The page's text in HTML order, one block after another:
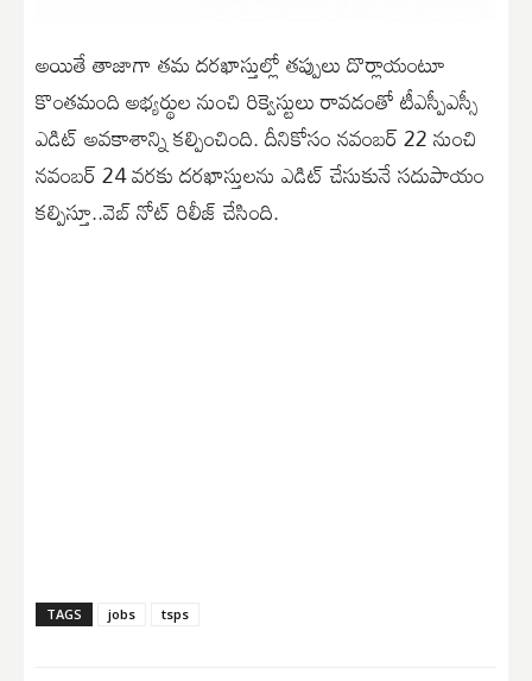
అయితే తాజాగా తమ దరఖాస్తుల్లో తప్పులు దొర్లాయంటూ
కొంతమంది అభ్యర్థుల నుంచి రిక్వెస్టులు రావడంతో టీఎస్పీఎస్సీ
ఎడిట్ అవకాశాన్ని కల్పించింది. దీనికోసం నవంబర్ 22 నుంచి
నవంబర్ 24 వరకు దరఖాస్తులను ఎడిట్ చేసుకునే సదుపాయం
కల్పిస్తూ..వెబ్ నోట్ రిలీజ్ చేసింది.
TAGS jobs tsps